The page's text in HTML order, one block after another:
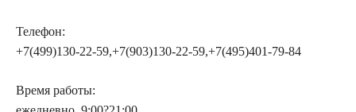
Телефон:
+7(499)130-22-59,+7(903)130-22-59,+7(495)401-79-84
Время работы: